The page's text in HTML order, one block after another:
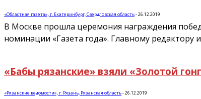
«Областная газета», г. Екатеринбург, Свердловская область-26.12.2019
В Москве прошла церемония награждения
номинации «Газета года». Главному
«Бабы рязанские» взяли «Золотой
«Рязанские ведомости», г. Рязань, Рязанская область-26.12.2019